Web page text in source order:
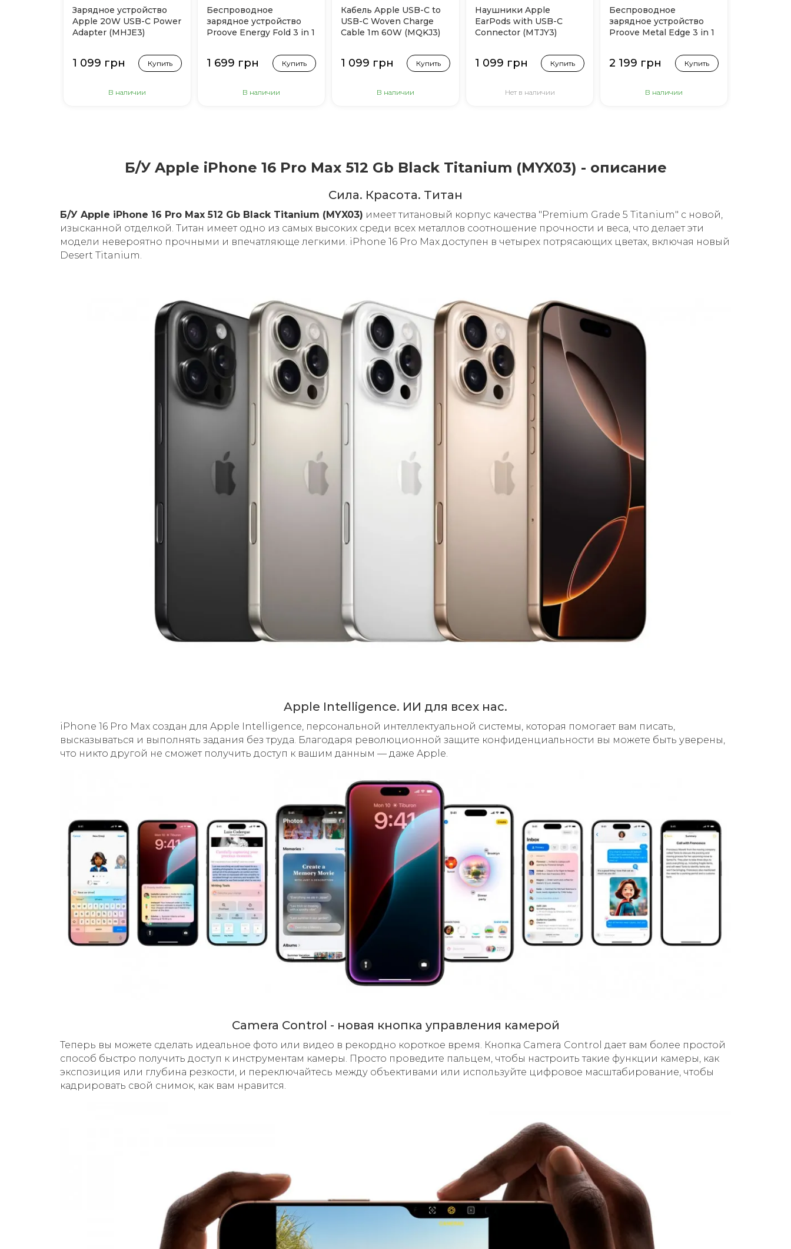
Зарядное устройство
Apple 20W USB-C Power
Adapter (MHJE3)
1 099 грн Купить
В наличии
Беспроводное
зарядное устройство
Proove Energy Fold 3 in 1
1 699 грн Купить
В наличии
Кабель Apple USB-C to
USB-C Woven Charge
Cable 1m 60W (MQKJ3)
1 099 грн Купить
В наличии
Наушники Apple
EarPods with USB-C
Connector (MTJY3)
1 099 грн Купить
Нет в наличии
Беспроводное
зарядное устройство
Proove Metal Edge 3 in 1
2 199 грн Купить
В наличии
Б/У Apple iPhone 16 Pro Max 512 Gb Black Titanium (MYX03) - описание
Cила. Красота. Титан
Б/У Apple iPhone 16 Pro Max 512 Gb Black Titanium (MYX03) имеет титановый корпус качества "Premium Grade 5 Titanium" с новой,
изысканной отделкой. Титан имеет одно из самых высоких среди всех металлов соотношение прочности и веса, что делает эти
модели невероятно прочными и впечатляюще легкими. iPhone 16 Pro Max доступен в четырех потрясающих цветах, включая новый
Desert Titanium.
Apple Intelligence. ИИ для всех нас.
iPhone 16 Pro Max создан для Apple Intelligence, персональной интеллектуальной системы, которая помогает вам писать,
высказываться и выполнять задания без труда. Благодаря революционной защите конфиденциальности вы можете быть уверены,
что никто другой не сможет получить доступ к вашим данным — даже Apple.
Camera Control - новая кнопка управления камерой
Теперь вы можете сделать идеальное фото или видео в рекордно короткое время. Кнопка Camera Control дает вам более простой
способ быстро получить доступ к инструментам камеры. Просто проведите пальцем, чтобы настроить такие функции камеры, как
экспозиция или глубина резкости, и переключайтесь между объективами или используйте цифровое масштабирование, чтобы
кадрировать свой снимок, как вам нравится.